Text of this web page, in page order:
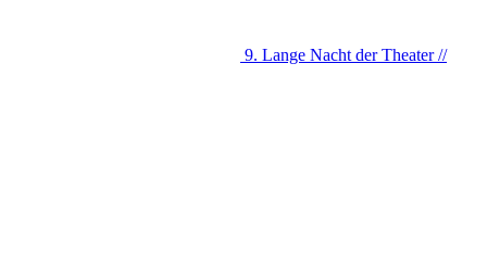
9. Lange Nacht der Theater //